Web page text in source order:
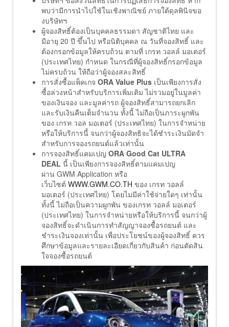
พบว่ามีการนำไปใช้ในเชิงพาณิชย์ ภายใต้ดุลพินิจขอ
งบริษัทฯ
ผู้จองสิทธิ์ต้องเป็นบุคคลธรรมดา สัญชาติไทย และ
มีอายุ 20 ปี ขึ้นไป หรือนิติบุคคล ณ วันที่จองสิทธิ์ และ
ต้องกรอกข้อมูลให้ครบถ้วน ตามที่ เกรท วอลล์ มอเตอร์
(ประเทศไทย) กำหนด ในกรณีที่ผู้จองสิทธิ์กรอกข้อมูล
ไม่ครบถ้วน ให้ถือว่าผู้จองสละสิทธิ์
การสั่งซื้อแพ็คเกจ ORA Value Plus เป็นเพียงการสั่ง
ซื้อล่วงหน้าสำหรับบริการเพิ่มเติม ไม่รวมอยู่ในมูลค่า
ของเงินจอง และมูลค่ารถ ผู้จองสิทธิ์สามารถยกเลิก
และรับเงินคืนเต็มจำนวน ทั้งนี้ ไม่ถือเป็นภาระผูกพัน
ของ เกรท วอล มอเตอร์ (ประเทศไทย) ในการจำหน่าย
หรือให้บริการนี้ จนกว่าผู้จองสิทธิจะได้ชำระเงินมัดจำ
สำหรับการจองรถยนต์แล้วเท่านั้น
การจองสิทธิ์แคมเปญ ORA Good Cat ULTRA
DEAL นี้ เป็นเพียงการจองสิทธิ์ตามแคมเปญ
ผ่าน GWM Application หรือ
เว็บไซต์ WWW.GWM.CO.TH ของ เกรท วอลล์
มอเตอร์ (ประเทศไทย) โดยไม่มีค่าใช้จ่ายใดๆ เท่านั้น
ทั้งนี้ ไม่ถือเป็นความผูกพัน ของเกรท วอลล์ มอเตอร์
(ประเทศไทย) ในการจำหน่ายหรือให้บริการนี้ จนกว่าผู้
จองสิทธิ์จะดำเนินการทำสัญญาจองซื้อรถยนต์ และ
ชำระเงินจองเท่านั้น เพื่อประโยชน์ของผู้จองสิทธิ์ ควร
ศึกษาข้อมูลและรายละเอียดเกี่ยวกับสินค้า ก่อนตัดสิน
ใจจองซื้อรถยนต์